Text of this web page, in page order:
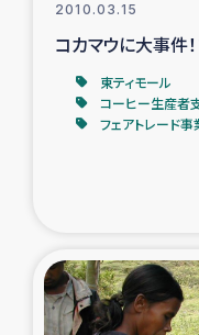
2010.03.15
コカマウに大事件！
東ティモール
コーヒー生産者
フェアトレード事